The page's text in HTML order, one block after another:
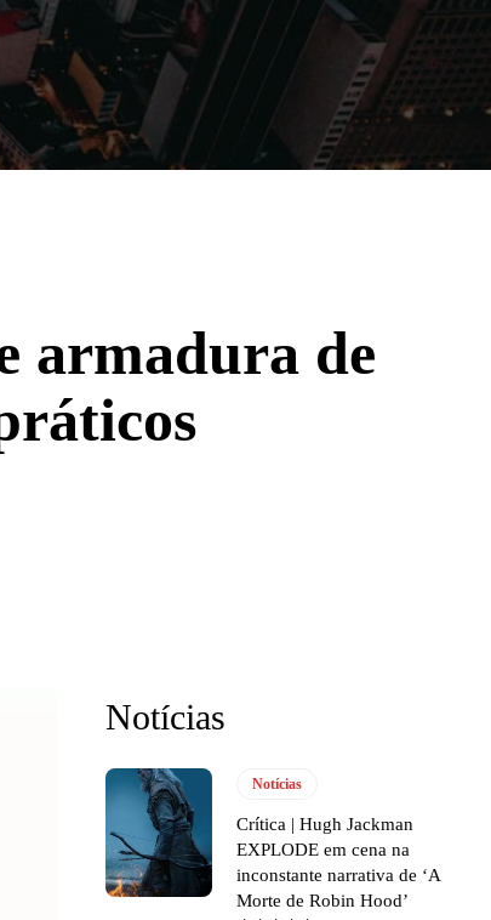
Séries Música Gênero
armadura de
Notícias
Notícias
Crítica | Hugh Jackman
EXPLODE em cena na
inconstante narrativa de ‘A
Morte de Robin Hood’